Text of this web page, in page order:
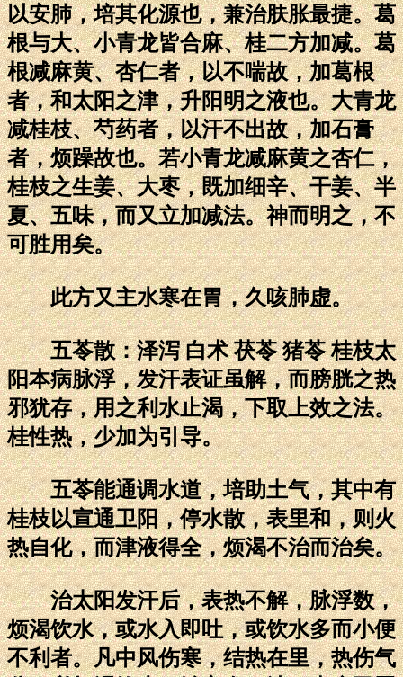
以安肺，培其化源也，兼治肤胀最捷。葛
根与大、小青龙皆合麻、桂二方加减。葛
根减麻黄、杏仁者，以不喘故，加葛根
者，和太阳之津，升阳明之液也。大青龙
减桂枝、芍药者，以汗不出故，加石膏
者，烦躁故也。若小青龙减麻黄之杏仁，
桂枝之生姜、大枣，既加细辛、干姜、半
夏、五味，而又立加减法。神而明之，不
可胜用矣。
此方又主水寒在胃，久咳肺虚。
五苓散：泽泻 白术 茯苓 猪苓 桂枝太
阳本病脉浮，发汗表证虽解，而膀胱之热
邪犹存，用之利水止渴，下取上效之法。
桂性热，少加为引导。
五苓能通调水道，培助土气，其中有
桂枝以宣通卫阳，停水散，表里和，则火
热自化，而津液得全，烦渴不治而治矣。
治太阳发汗后，表热不解，脉浮数，
烦渴饮水，或水入即吐，或饮水多而小便
不利者。凡中风伤寒，结热在里，热伤气